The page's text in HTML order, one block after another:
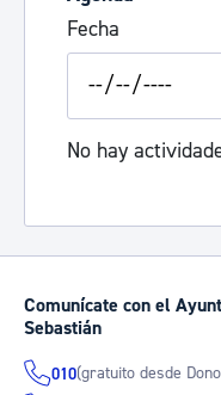
Fecha
No hay
Comunícate con el
Sebastián
010(gratuito desde